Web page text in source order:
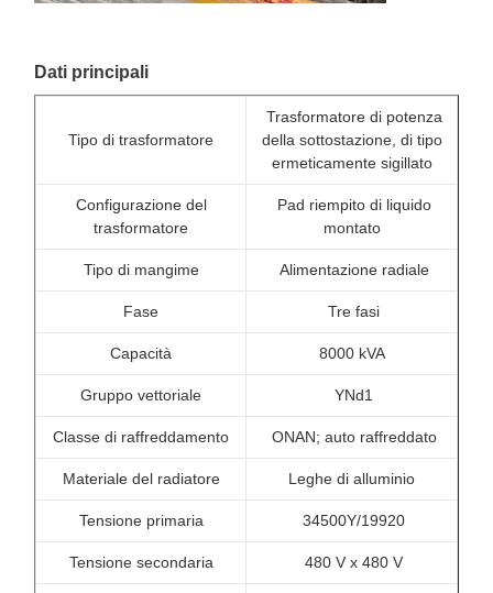
Dati principali
Tipo di trasformatore
Trasformatore di potenza
della sottostazione, di tipo
ermeticamente sigillato
Configurazione del
trasformatore
Pad riempito di liquido
montato
Tipo di mangime Alimentazione radiale
Fase Tre fasi
Capacità 8000 kVA
Gruppo vettoriale YNd1
Classe di raffreddamento ONAN; auto raffreddato
Materiale del radiatore Leghe di alluminio
Tensione primaria 34500Y/19920
Tensione secondaria 480 V x 480 V